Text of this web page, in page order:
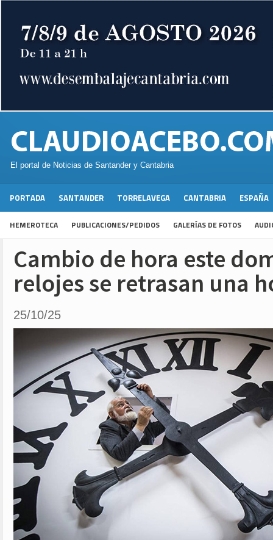
El portal de Noticias de Santander y Cantabria
PORTADA SANTANDER TORRELAVEGA CANTABRIA ESPAÑA
HEMEROTECA PUBLICACIONES/PEDIDOS GALERÍAS DE FOTOS
Cambio de hora este
relojes se retrasan una
25/10/25